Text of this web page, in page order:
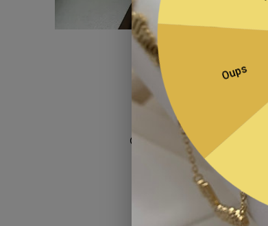
Ti offriamo
anello,
I nostri gioielli